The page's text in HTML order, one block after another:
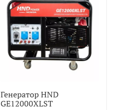
Генератор HND
GE12000XLST